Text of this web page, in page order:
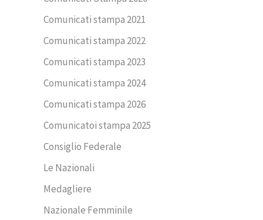
Comunicati stampa 2021
Comunicati stampa 2022
Comunicati stampa 2023
Comunicati stampa 2024
Comunicati stampa 2026
Comunicatoi stampa 2025
Consiglio Federale
Le Nazionali
Medagliere
Nazionale Femminile